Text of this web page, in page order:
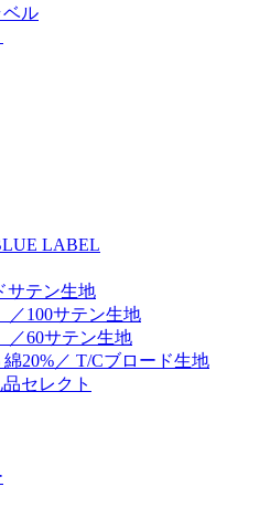
ベル
LABEL
サテン生地
／100サテン生地
／60サテン生地
20%／ T/Cブロード生地
セレクト